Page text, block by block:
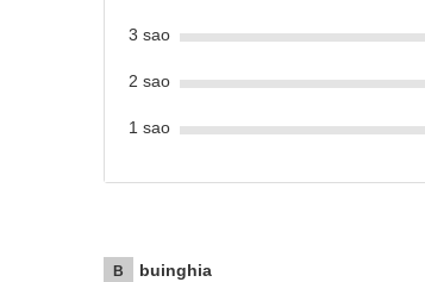
3 sao
2 sao
1 sao
B buinghia